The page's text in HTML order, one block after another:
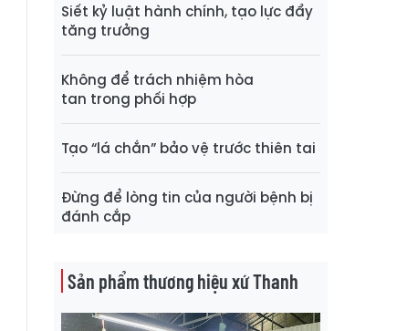
Siết kỷ luật hành chính, tạo lực đẩy
tăng trưởng
Không để trách nhiệm hòa
tan trong phối hợp
Tạo “lá chắn” bảo vệ trước thiên tai
Đừng để lòng tin của người bệnh bị
đánh cắp
Sản phẩm thương hiệu xứ Thanh